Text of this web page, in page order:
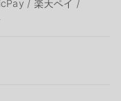
/ 楽天ペイ /